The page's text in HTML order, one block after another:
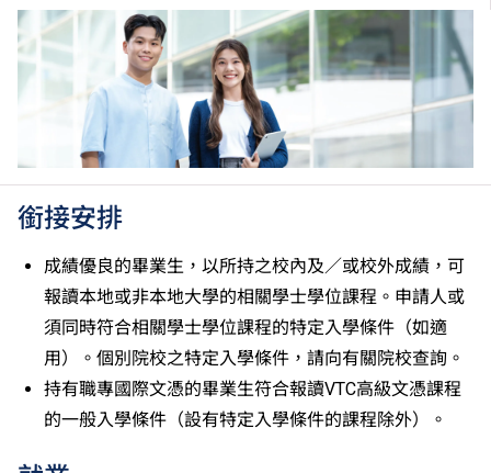
銜接安排
成績優良的畢業生，以所持之校內及／或校外成績，可
報讀本地或非本地大學的相關學士學位課程。申請人或
須同時符合相關學士學位課程的特定入學條件（如適
用）。個別院校之特定入學條件，請向有關院校查詢。
持有職專國際文憑的畢業生符合報讀VTC高級文憑課程
的一般入學條件（設有特定入學條件的課程除外）。